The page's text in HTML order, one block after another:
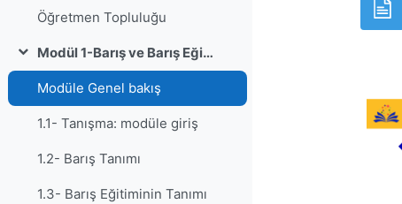
Öğretmen Topluluğu
Collapse Modül 1-Barış ve Barış Eğitimi
Modüle Genel bakış
1.1- Tanışma: modüle giriş
1.2- Barış Tanımı
1.3- Barış Eğitiminin Tanımı